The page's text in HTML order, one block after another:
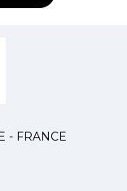
- FRANCE